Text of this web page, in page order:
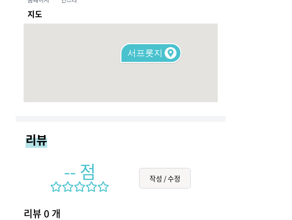
지도
서프롯지
리뷰
-- 점 작성 / 수정
리뷰 0 개